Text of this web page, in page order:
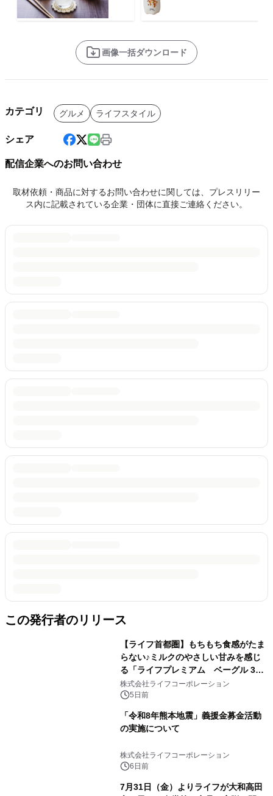
画像一括ダウンロード
カテゴリ グルメ ライフスタイル
シェア
配信企業へのお問い合わせ
取材依頼・商品に対するお問い合わせに関しては、プレスリリー
ス内に記載されている企業・団体に直接ご連絡ください。
この発行者のリリース
【ライフ首都圏】もちもち食感がたま
らない♪ミルクのやさしい甘みを感じ
る「ライフプレミアム ベーグル 3
種」を新発売！
株式会社ライフコーポレーション
5日前
「令和8年熊本地震」義援金募金活動
の実施について
株式会社ライフコーポレーション
6日前
7月31日（金）よりライフが大和高田